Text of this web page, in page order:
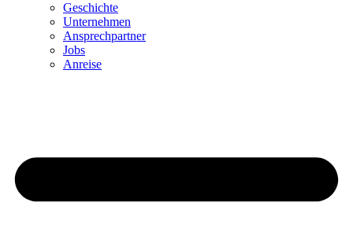
Geschichte
Unternehmen
Ansprechpartner
Jobs
Anreise